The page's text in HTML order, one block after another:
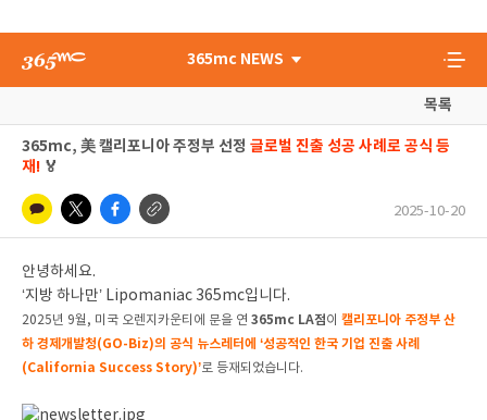
365mc NEWS
목록
365mc, 美 캘리포니아 주정부 선정 글로벌 진출 성공 사례로 공식 등
재! 🏅
2025-10-20
안녕하세요.
‘지방 하나만’ Lipomaniac 365mc입니다.
2025년 9월, 미국 오렌지카운티에 문을 연 365mc LA점이 캘리포니아 주정부 산
하 경제개발청(GO-Biz)의 공식 뉴스레터에 ‘성공적인 한국 기업 진출 사례
(California Success Story)’로 등재되었습니다.